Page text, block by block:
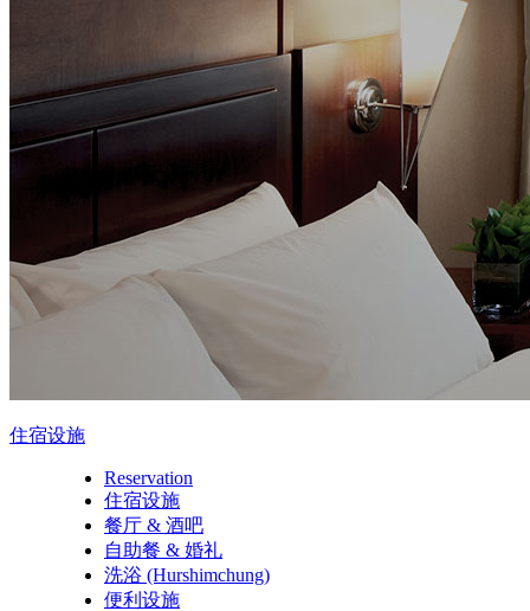
住宿设施
Reservation
住宿设施
餐厅 & 酒吧
自助餐 & 婚礼
洗浴 (Hurshimchung)
便利设施